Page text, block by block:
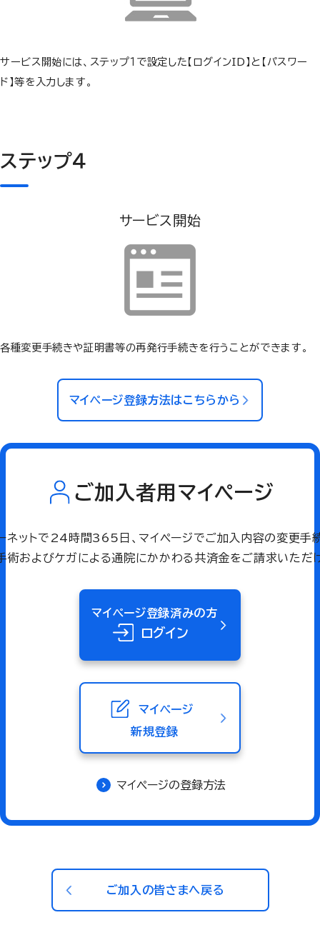
サービス開始には、ステップ１で設定した【ログインID】と【パスワー
ド】等を入力します。
ステップ４
サービス開始
各種変更手続きや証明書等の再発行手続きを行うことができます。
マイページ登録方法はこちらから
ご加入者用マイページ
ネットで24時間365日、マイページでご加入内容の変更手
術およびケガによる通院にかかわる共済金をご請求いただ
マイページ登録済みの方
ログイン
マイページ
新規登録
マイページの登録方法
ご加入の皆さまへ戻る